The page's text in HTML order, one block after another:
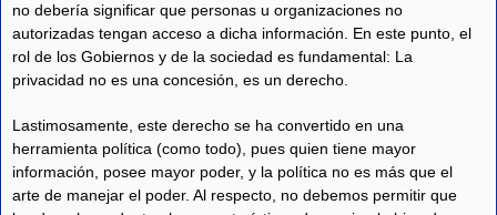
no debería significar que personas u organizaciones no
autorizadas tengan acceso a dicha información. En este punto, el
rol de los Gobiernos y de la sociedad es fundamental: La
privacidad no es una concesión, es un derecho.
Lastimosamente, este derecho se ha convertido en una
herramienta política (como todo), pues quien tiene mayor
información, posee mayor poder, y la política no es más que el
arte de manejar el poder. Al respecto, no debemos permitir que